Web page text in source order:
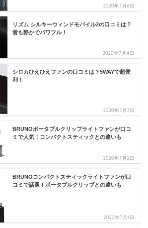
2020年7月6日
リズム シルキーウィンドモバイル2の口コミは？
音も静かでパワフル！
2020年7月4日
シロカひえひえファンの口コミは？5WAYで超便
利！
2020年7月3日
BRUNOポータブルクリップライトファンが口コ
ミで人気！コンパクトスティックとの違いも
2020年7月2日
BRUNOコンパクトスティックライトファンが口
コミで話題！ポータブルクリップとの違いも
2020年7月1日